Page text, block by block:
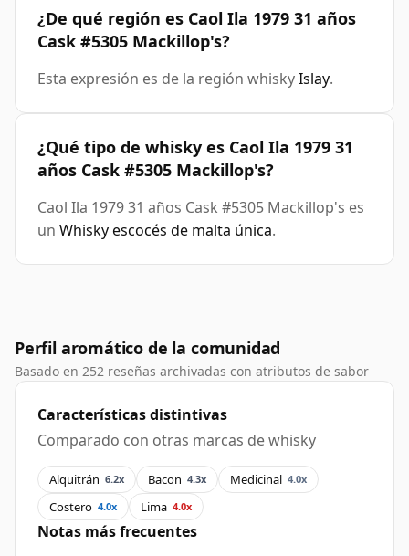
¿De qué región es Caol Ila 1979 31 años
Cask #5305 Mackillop's?
Esta expresión es de la región whiskyIslay.
¿Qué tipo de whisky es Caol Ila 1979 31
años Cask #5305 Mackillop's?
Caol Ila 1979 31 años Cask #5305 Mackillop's es
un Whisky escocés de malta única.
Perfil aromático de la comunidad
Basado en 252 reseñas archivadas con atributos de sabor
Características distintivas
Comparado con otras marcas de whisky
Alquitrán 6.2x Bacon 4.3x Medicinal 4.0x
Costero 4.0x Lima 4.0x
Notas más frecuentes